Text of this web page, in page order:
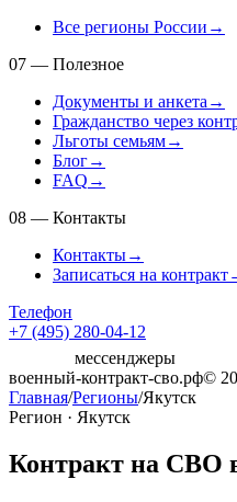
Все регионы России →
07 — Полезное
Документы и анкета →
Гражданство через
Льготы семьям→
Блог→
FAQ →
08 — Контакты
Контакты→
Записаться на контракт
Телефон
+7 (495) 280-04-12
мессенджеры
военный-контракт-сво.рф©
Главная/Регионы/Якутск
Регион · Якутск
Контракт на СВО